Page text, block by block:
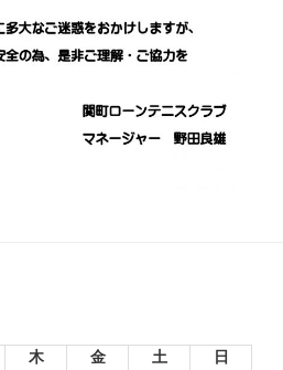
木 金 土 日